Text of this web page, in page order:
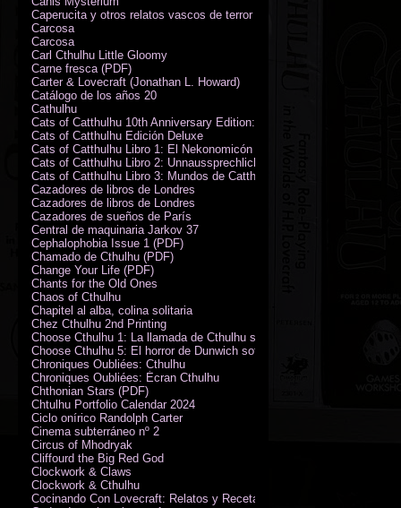
Caperucita y otros relatos vascos de terror (M. Rodríguez)
Carcosa
Carcosa
Carl Cthulhu Little Gloomy
Carne fresca (PDF)
Carter & Lovecraft (Jonathan L. Howard)
Catálogo de los años 20
Cathulhu
Cats of Catthulhu 10th Anniversary Edition: Quick Start Rules
Cats of Catthulhu Edición Deluxe
Cats of Catthulhu Libro 1: El Nekonomicón
Cats of Catthulhu Libro 2: Unnaussprechlichen Katzen
Cats of Catthulhu Libro 3: Mundos de Catthulhu
Cazadores de libros de Londres
Cazadores de libros de Londres
Cazadores de sueños de París
Central de maquinaria Jarkov 37
Cephalophobia Issue 1 (PDF)
Chamado de Cthulhu (PDF)
Change Your Life (PDF)
Chants for the Old Ones
Chaos of Cthulhu
Chapitel al alba, colina solitaria
Chez Cthulhu 2nd Printing
Choose Cthulhu 1: La llamada de Cthulhu softcover
Choose Cthulhu 5: El horror de Dunwich softcover
Chroniques Oubliées: Cthulhu
Chroniques Oubliées: Écran Cthulhu
Chthonian Stars (PDF)
Chtulhu Portfolio Calendar 2024
Ciclo onírico Randolph Carter
Cinema subterráneo nº 2
Circus of Mhodryak
Cliffourd the Big Red God
Clockwork & Claws
Clockwork & Cthulhu
Cocinando Con Lovecraft: Relatos y Recetas de Humor Sobrenatural